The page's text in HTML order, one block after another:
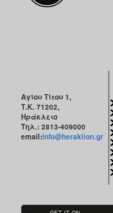
Αγίου Τίτου 1,
Τ.Κ. 71202,
Ηράκλειο
Τηλ.: 2813-409000
email:info@heraklion.gr